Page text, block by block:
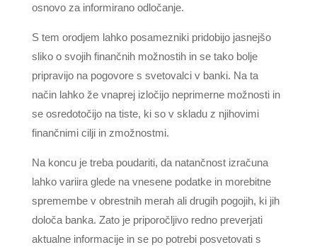
osnovo za informirano odločanje.
S tem orodjem lahko posamezniki pridobijo jasnejšo
sliko o svojih finančnih možnostih in se tako bolje
pripravijo na pogovore s svetovalci v banki. Na ta
način lahko že vnaprej izločijo neprimerne možnosti in
se osredotočijo na tiste, ki so v skladu z njihovimi
finančnimi cilji in zmožnostmi.
Na koncu je treba poudariti, da natančnost izračuna
lahko variira glede na vnesene podatke in morebitne
spremembe v obrestnih merah ali drugih pogojih, ki jih
določa banka. Zato je priporočljivo redno preverjati
aktualne informacije in se po potrebi posvetovati s